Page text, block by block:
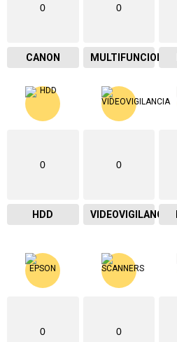
0
CANON
0
MULTIFUNCIONAL
0
HDD
0
VIDEOVIGILANCIA
0 0